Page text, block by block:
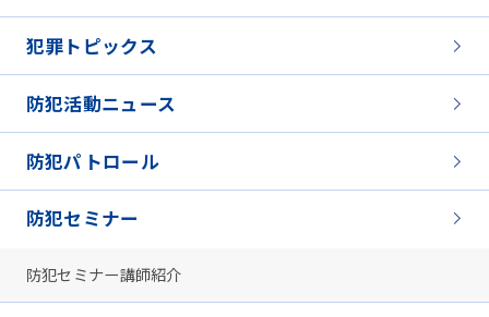
犯罪トピックス
防犯活動ニュース
防犯パトロール
防犯セミナー
防犯セミナー講師紹介